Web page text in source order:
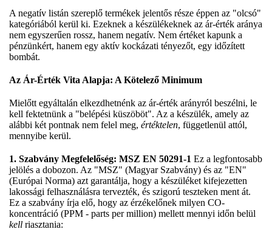
A negatív listán szereplő termékek jelentős része éppen az "olcsó"
kategóriából kerül ki. Ezeknek a készülékeknek az ár-érték aránya
nem egyszerűen rossz, hanem negatív. Nem értéket kapunk a
pénzünkért, hanem egy aktív kockázati tényezőt, egy időzített
bombát.
Az Ár-Érték Vita Alapja: A Kötelező Minimum
Mielőtt egyáltalán elkezdhetnénk az ár-érték arányról beszélni, le
kell fektetnünk a "belépési küszöböt". Az a készülék, amely az
alábbi két pontnak nem felel meg, értéktelen, függetlenül attól,
mennyibe kerül.
1. Szabvány Megfelelőség: MSZ EN 50291-1 Ez a legfontosabb
jelölés a dobozon. Az "MSZ" (Magyar Szabvány) és az "EN"
(Európai Norma) azt garantálja, hogy a készüléket kifejezetten
lakossági felhasználásra tervezték, és szigorú teszteken ment át.
Ez a szabvány írja elő, hogy az érzékelőnek milyen CO-
koncentráció (PPM - parts per million) mellett mennyi időn belül
kell riasztania: